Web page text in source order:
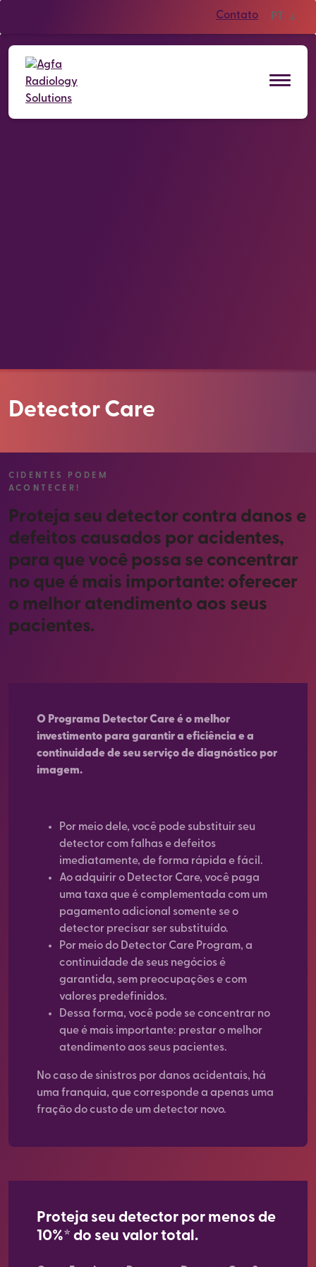
Contato PT
Detector Care
CIDENTES PODEM
ACONTECER!
Proteja seu detector contra danos e
defeitos causados por acidentes,
para que você possa se concentrar
no que é mais importante: oferecer
o melhor atendimento aos seus
pacientes.
O Programa Detector Care é o melhor
investimento para garantir a eficiência e a
continuidade de seu serviço de diagnóstico por
imagem.
Por meio dele, você pode substituir seu
detector com falhas e defeitos
imediatamente, de forma rápida e fácil.
Ao adquirir o Detector Care, você paga
uma taxa que é complementada com um
pagamento adicional somente se o
detector precisar ser substituído.
Por meio do Detector Care Program, a
continuidade de seus negócios é
garantida, sem preocupações e com
valores predefinidos.
Dessa forma, você pode se concentrar no
que é mais importante: prestar o melhor
atendimento aos seus pacientes.
No caso de sinistros por danos acidentais, há
uma franquia, que corresponde a apenas uma
fração do custo de um detector novo.
Proteja seu detector por menos de
10%* do seu valor total.